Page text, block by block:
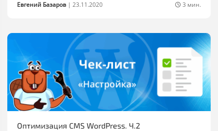
Евгений Базаров | 23.11.2020 3 мин.
Оптимизация CMS WordPress. Ч.2